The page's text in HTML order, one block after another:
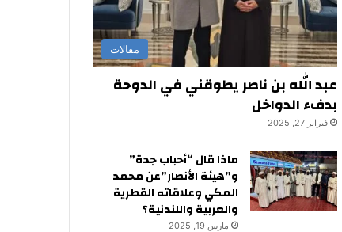
مقالات
عبد الله بن ناصر يطوقني في الدوحة
بدفء الدواخل
فبراير 27, 2025
ماذا قال “أحباب جدة”
و”هيئة الأنصار”عن محمد
المكي وعلاقاته القطرية
والعربية واللندنية؟
مارس 19, 2025